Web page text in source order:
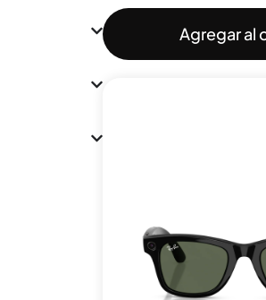
Agregar al